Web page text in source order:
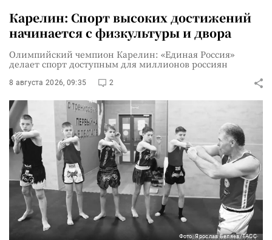
Карелин: Спорт высоких достижений
начинается с физкультуры и двора
Олимпийский чемпион Карелин: «Единая Россия»
делает спорт доступным для миллионов россиян
8 августа 2026, 09:35 2
Фото: Ярослав Беляев/ТАСС